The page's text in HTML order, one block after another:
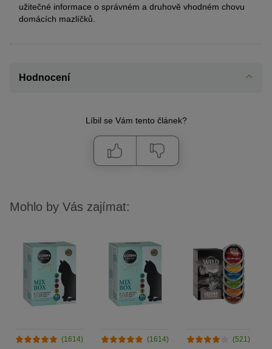
užitečné informace o správném a druhově vhodném chovu
domácích mazlíčků.
Hodnocení
Líbil se Vám tento článek?
Mohlo by Vás zajímat:
(1614) (1614) (521)